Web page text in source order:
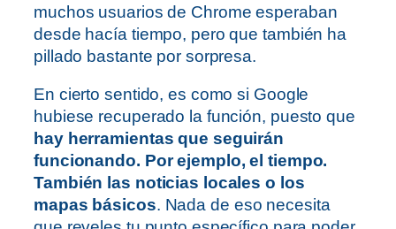
muchos usuarios de Chrome esperaban
desde hacía tiempo, pero que también ha
pillado bastante por sorpresa.
En cierto sentido, es como si Google
hubiese recuperado la función, puesto que
hay herramientas que seguirán
funcionando. Por ejemplo, el tiempo.
También las noticias locales o los
mapas básicos. Nada de eso necesita